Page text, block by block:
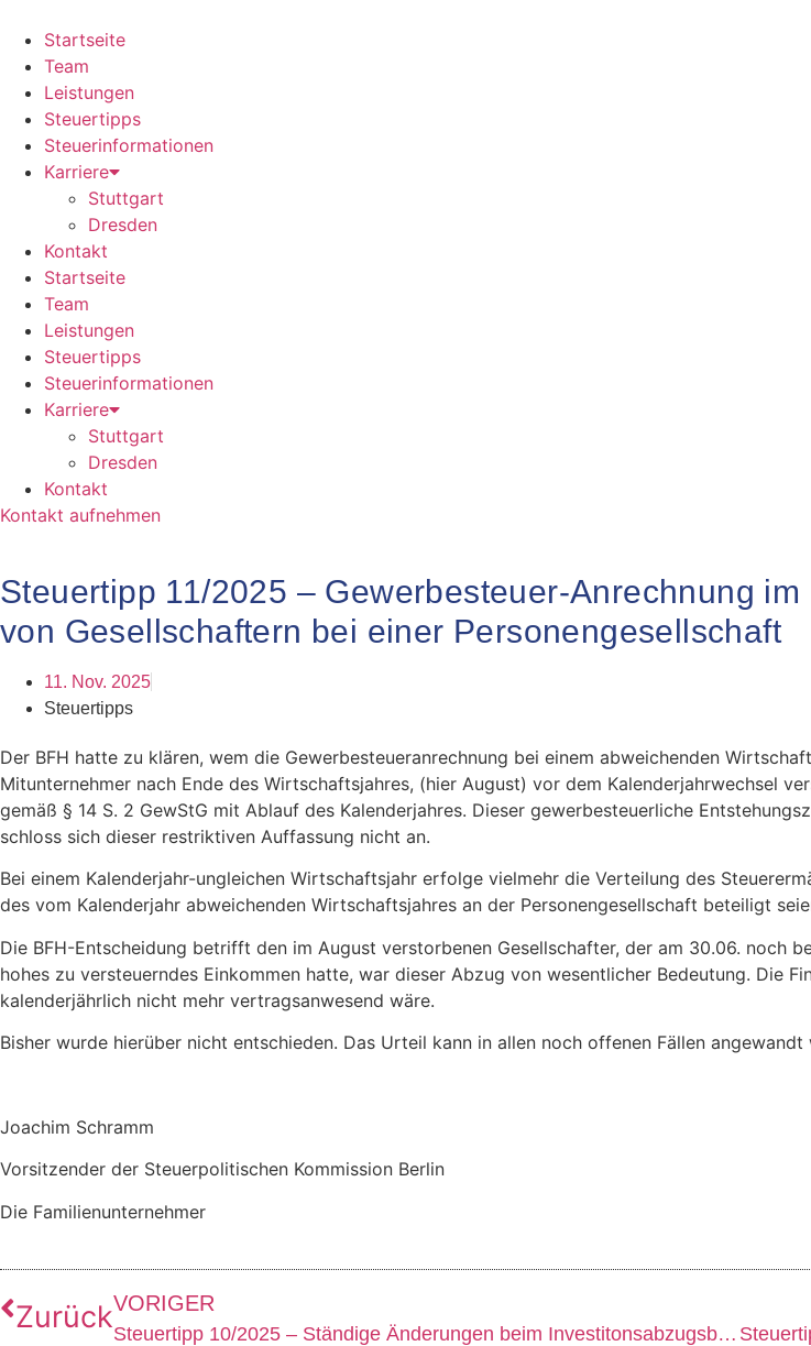
Inhalt
springen
Startseite
Team
Leistungen
Steuertipps
Steuerinformationen
Karriere
Stuttgart
Dresden
Kontakt
Startseite
Team
Leistungen
Steuertipps
Steuerinformationen
Karriere
Stuttgart
Dresden
Kontakt
Kontakt aufnehmen
Steuertipp 11/2025 – Gewerbesteuer-Anrechnung
von Gesellschaftern bei einer Personengesellschaft
11. Nov. 2025
Steuertipps
Der BFH hatte zu klären, wem die Gewerbesteueranrechnung bei einem abweichenden
Mitunternehmer nach Ende des Wirtschaftsjahres, (hier August) vor dem Kalenderjahrwechsel
gemäß § 14 S. 2 GewStG mit Ablauf des Kalenderjahres. Dieser gewerbesteuerliche
schloss sich dieser restriktiven Auffassung nicht an.
Bei einem Kalenderjahr-ungleichen Wirtschaftsjahr erfolge vielmehr die Verteilung des
des vom Kalenderjahr abweichenden Wirtschaftsjahres an der Personengesellschaft beteiligt
Die BFH-Entscheidung betrifft den im August verstorbenen Gesellschafter, der am 30.06. noch
hohes zu versteuerndes Einkommen hatte, war dieser Abzug von wesentlicher Bedeutung. Die
kalenderjährlich nicht mehr vertragsanwesend wäre.
Bisher wurde hierüber nicht entschieden. Das Urteil kann in allen noch offenen Fällen angewandt
Joachim Schramm
Vorsitzender der Steuerpolitischen Kommission Berlin
Die Familienunternehmer
ZurückVORIGER
Steuertipp 10/2025 – Ständige Änderungen beim Investitonsabzugsbetrag nach § 7 g EStG